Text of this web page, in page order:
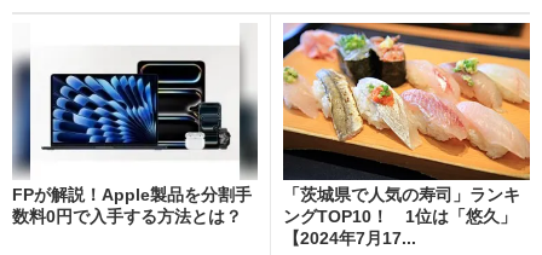
FPが解説！Apple製品を分割手
数料0円で入手する方法とは？
「茨城県で人気の寿司」ランキ
ングTOP10！ 1位は「悠久」
【2024年7月17...